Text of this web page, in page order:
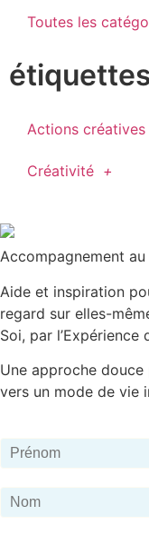
Toutes les
Actions créatives
Créativité
Accompagnement
Aide et inspiration
regard sur elles-
Soi, par
Une approche
vers un mode de vie